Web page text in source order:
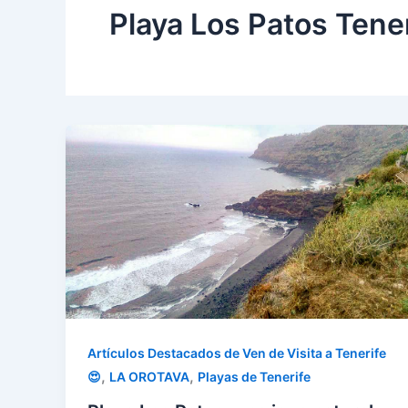
Playa Los Patos
Artículos Destacados de Ven de Visita a Tenerife
😍, LA OROTAVA, Playas de Tenerife